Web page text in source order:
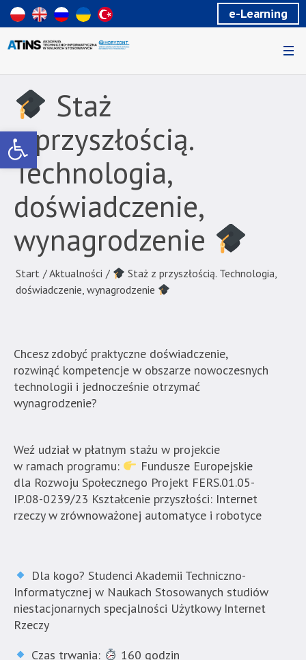
Wiadomość
dla
uzytkowników
ekranowychZnajdujesz
podstronie
Staż
przyszłością.
Technologia,
doświadczenie,
wynagrodzenie
Naukach
Stosowanych".
Strona
menu
skiplinks
pozwalające
szybko
które
znajduje
bezpośrednio
pod
Otwórz pasek narzędzi
e-Learning
Staż
z przyszłością.
Technologia,
doświadczenie,
wynagrodzenie
Start /Aktualności /
Staż z przyszłością. Technologia,
doświadczenie, wynagrodzenie
Chcesz zdobyć praktyczne doświadczenie,
rozwinąć kompetencje w obszarze nowoczesnych
technologii i jednocześnie otrzymać
wynagrodzenie?
Weź udział w płatnym stażu w projekcie
w ramach programu:
Fundusze Europejskie
dla Rozwoju Społecznego Projekt FERS.01.05-
IP.08-0239/23 Kształcenie przyszłości: Internet
rzeczy w zrównoważonej automatyce i robotyce
Dla kogo? Studenci Akademii Techniczno-
Informatycznej w Naukach Stosowanych studiów
niestacjonarnych specjalności Użytkowy Internet
Rzeczy
Czas trwania:
160 godzin